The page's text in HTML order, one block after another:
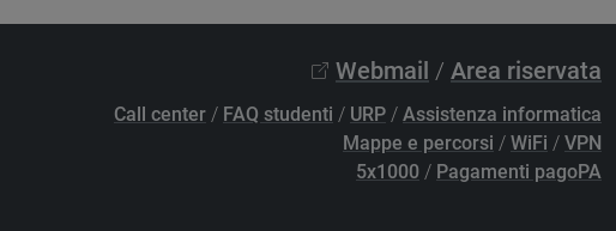
Webmail / Area riservata
Call center / FAQ studenti / URP / Assistenza informatica
Mappe e percorsi / WiFi / VPN
5x1000 / Pagamenti pagoPA